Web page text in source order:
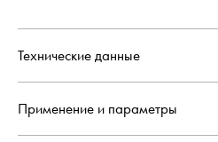
Технические данные
Применение и параметры